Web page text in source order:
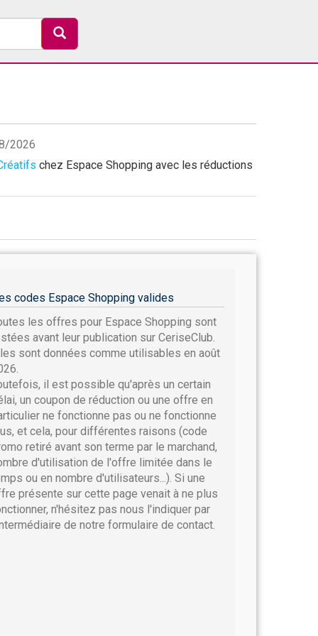
2026
chez Espace Shopping avec les réductions
codes Espace Shopping valides
les offres pour Espace Shopping sont
avant leur publication sur CeriseClub.
sont données comme utilisables en août
il est possible qu'après un certain
un coupon de réduction ou une offre en
ne fonctionne pas ou ne fonctionne
et cela, pour différentes raisons (code
retiré avant son terme par le marchand,
d'utilisation de l'offre limitée dans le
ou en nombre d'utilisateurs...). Si une
présente sur cette page venait à ne plus
n'hésitez pas nous l'indiquer par
de notre formulaire de contact.